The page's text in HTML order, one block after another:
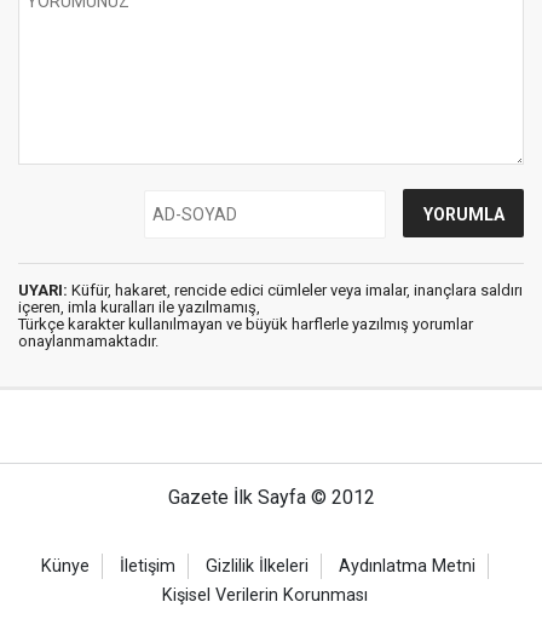
UYARI: Küfür, hakaret, rencide edici cümleler veya imalar, inançlara saldırı
içeren, imla kuralları ile yazılmamış,
Türkçe karakter kullanılmayan ve büyük harflerle yazılmış yorumlar
onaylanmamaktadır.
Gazete İlk Sayfa © 2012
Künye İletişim Gizlilik İlkeleri
Aydınlatma Metni
Kişisel Verilerin Korunması